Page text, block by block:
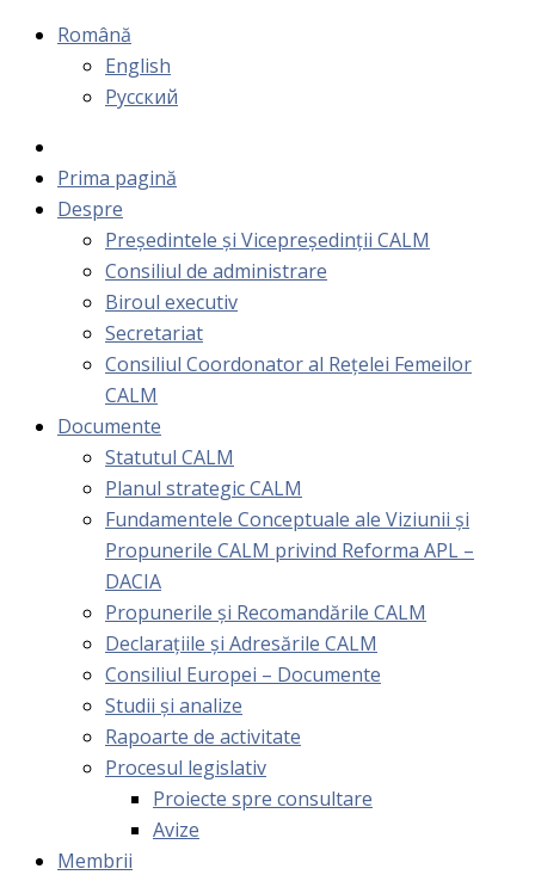
Română
English
Русский
Prima pagină
Despre
Președintele și Vicepreședinții CALM
Consiliul de administrare
Biroul executiv
Secretariat
Consiliul Coordonator al Rețelei Femeilor
CALM
Documente
Statutul CALM
Planul strategic CALM
Fundamentele Conceptuale ale Viziunii și
Propunerile CALM privind Reforma APL –
DACIA
Propunerile și Recomandările CALM
Declarațiile și Adresările CALM
Consiliul Europei – Documente
Studii și analize
Rapoarte de activitate
Procesul legislativ
Proiecte spre consultare
Avize
Membrii